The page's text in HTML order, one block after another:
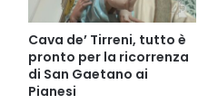
Cava de’ Tirreni, tutto è
pronto per la ricorrenza
di San Gaetano ai
Pianesi